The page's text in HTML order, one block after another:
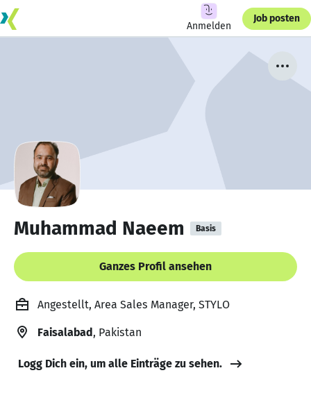
Anmelden
Job posten
Muhammad Naeem Basis
Ganzes Profil ansehen
Angestellt, Area Sales Manager, STYLO
Faisalabad, Pakistan
Logg Dich ein, um alle Einträge zu sehen.